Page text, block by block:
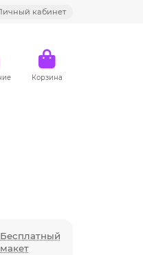
кабинет
Корзина
Бесплатный
макет